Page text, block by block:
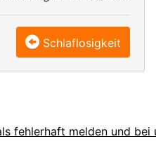
Schlaflosigkeit
fehlerhaft melden und